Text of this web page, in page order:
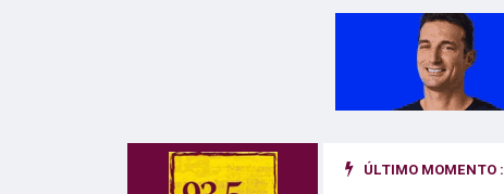
ÚLTIMO MOMENTO :
cambia para los alquileres y los desalojos?